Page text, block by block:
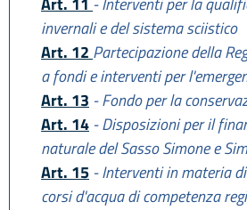
invernali e del sistema sciistico
Art. 12 Partecipazione della
a fondi e interventi per
Art. 13 - Fondo per la
Art. 14 - Disposizioni per il
naturale del Sasso Simone e
Art. 15 - Interventi in materia
corsi d'acqua di competenza